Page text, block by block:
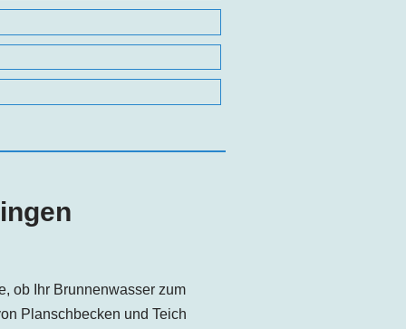
ob Ihr Brunnenwasser zum
Planschbecken und Teich